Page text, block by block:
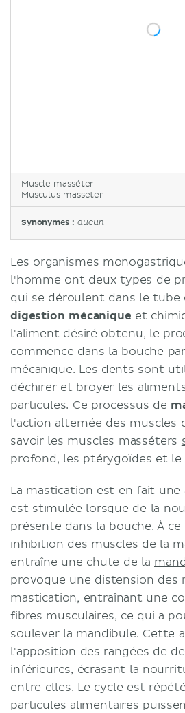
Muscle masséter
Musculus masseter
Synonymes :aucun
Les organismes
l'homme ont deux types de
qui se déroulent dans le tube
digestion mécanique et
l'aliment désiré obtenu, le
commence dans la bouche
mécanique. Les dents sont
déchirer et broyer les
particules. Ce processus de
l'action alternée des muscles
savoir les muscles masséters
profond, les ptérygoïdes et le
La mastication est en fait une
est stimulée lorsque de la
présente dans la bouche. À
inhibition des muscles de la
entraîne une chute de la
provoque une distension des
mastication, entraînant une
fibres musculaires, ce qui a
soulever la mandibule. Cette
l'apposition des rangées de
inférieures, écrasant la
entre elles. Le cycle est
particules alimentaires